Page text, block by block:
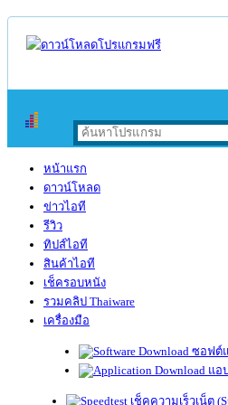
หน้าแรก
ดาวน์โหลด
ข่าวไอที
รีวิว
ทิปส์ไอที
สินค้าไอที
เช็ครอบหนัง
รวมคลิป Thaiware
เครื่องมือ
ซอฟต์
แอ
เช็คความเร็วเน็ต